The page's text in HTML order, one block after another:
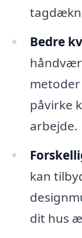
Bedre
påvirke
arbejde.
kan
dit hus